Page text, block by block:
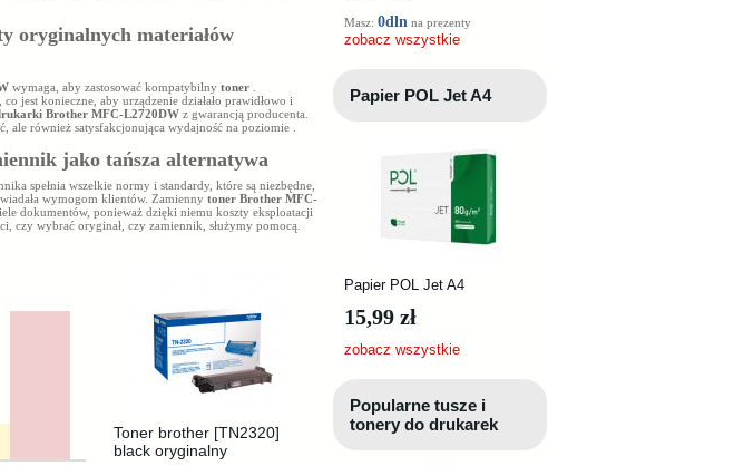
oryginalnych materiałów
wymaga, aby zastosować kompatybilny toner
jest konieczne, aby urządzenie działało prawidłowo i
Brother MFC-L2720DW z gwarancją producenta.
ale również satysfakcjonująca wydajność na poziomie
jako tańsza alternatywa
spełnia wszelkie normy i standardy, które są niezbędne,
wymogom klientów. Zamienny toner Brother MFC-
dokumentów, ponieważ dzięki niemu koszty eksploatacji
czy wybrać oryginał, czy zamiennik, służymy pomocą.
Toner brother [TN2320]
black oryginalny
Masz: 0dln na prezenty
zobacz wszystkie
Papier POL Jet A4
Papier POL Jet A4
15,99 zł
zobacz wszystkie
Popularne tusze i
tonery do drukarek